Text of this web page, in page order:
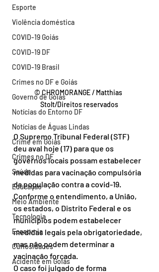
Esporte
Violência doméstica
COVID-19 Goiás
COVID-19 DF
COVID-19 Brasil
Crimes no DF e Goiás
Governo de Goiás
Notícias do Entorno DF
Notícias de Águas Lindas
Crime em Goiás
Crimes no DF
Saúde
Educação
Meio Ambiente
Tecnologia
Economia
Curiosidades
Acidente em Goiás
© CHROMORANGE / Matthias
Stolt/Direitos reservados
O Supremo Tribunal Federal (STF)
deu aval hoje (17) para que os
governos locais possam estabelecer
medidas para vacinação compulsória
da população contra a covid-19.
Conforme o entendimento, a União,
os estados, o Distrito Federal e os
municípios podem estabelecer
medidas legais pela obrigatoriedade,
mas não podem determinar a
vacinação forçada.
O caso foi julgado de forma